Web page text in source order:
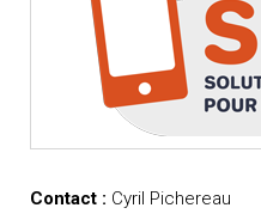
Contact : Cyril Pichereau